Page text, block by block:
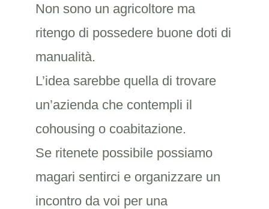
Non sono un agricoltore ma
ritengo di possedere buone doti di
manualità.
L’idea sarebbe quella di trovare
un’azienda che contempli il
cohousing o coabitazione.
Se ritenete possibile possiamo
magari sentirci e organizzare un
incontro da voi per una